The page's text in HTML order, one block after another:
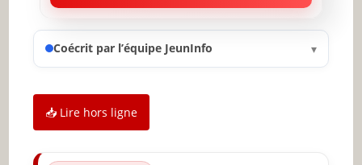
Vers un avenir collaboratif entre l’IA et les
enseignants
Les compétences du futur : préparer les
Conclusion : vers une éducation
augmentée
Coécrit par l’équipe JeunInfo ▾
📥 Lire hors ligne